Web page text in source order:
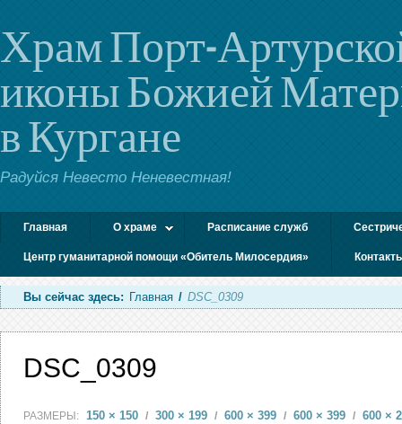
Храм Порт-
иконы Божией
в Кургане
Радуйся Невесто Неневестная!
Главная О храме Расписание служб
Центр гуманитарной помощи «Обитель Милосердия»
Вы сейчас здесь: Главная / DSC_0309
DSC_0309
РАЗМЕРЫ: 150 × 150 / 300 × 199 / 600 × 399 / 600 × 399 / 600 ×